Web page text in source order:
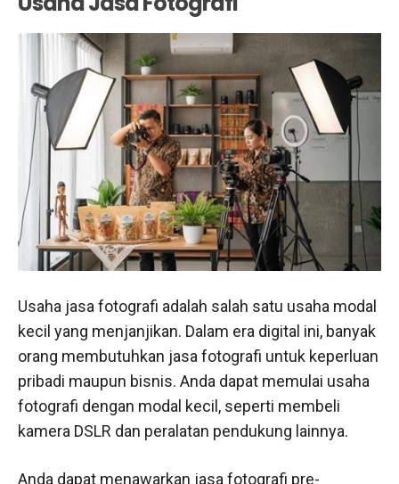
Usaha jasa fotografi adalah salah satu usaha modal
kecil yang menjanjikan. Dalam era digital ini, banyak
orang membutuhkan jasa fotografi untuk keperluan
pribadi maupun bisnis. Anda dapat memulai usaha
fotografi dengan modal kecil, seperti membeli
kamera DSLR dan peralatan pendukung lainnya.
Anda dapat menawarkan jasa fotografi pre-